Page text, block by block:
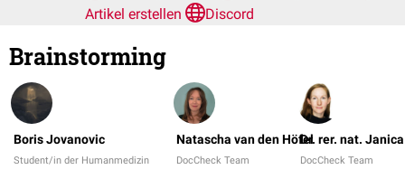
Artikel erstellen
Discord
Brainstorming
Boris Jovanovic
Student/in der Humanmedizin
Natascha van den Höfel
DocCheck Team
Dr. rer. nat.
DocCheck Team